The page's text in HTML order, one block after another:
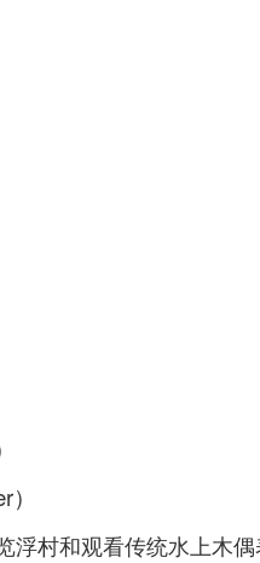
村和观看传统水上木偶